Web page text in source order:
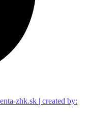
zhk.sk | created by: